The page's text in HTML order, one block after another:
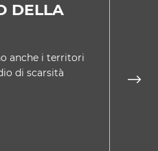
DELLA
anche i territori
di scarsità